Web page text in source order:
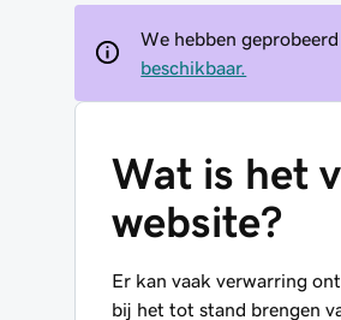
We hebben
beschikbaar.
Wat is het
website?
Er kan vaak verwarring
bij het tot stand brengen